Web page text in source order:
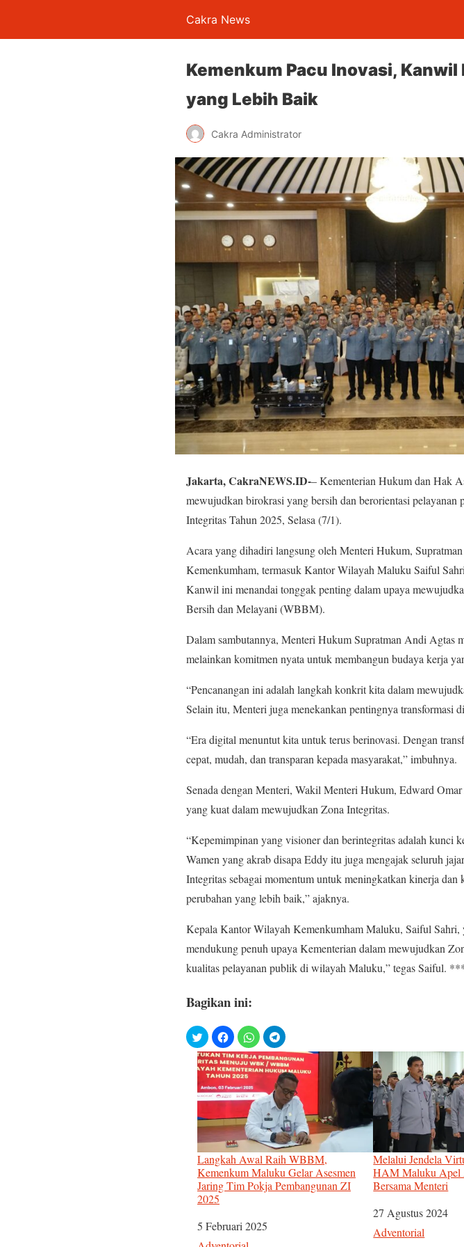
Cakra News
Kemenkum Pacu Inovasi,
yang Lebih Baik
Cakra Administrator
Jakarta, CakraNEWS.ID-– Kementerian Hukum dan Hak
mewujudkan birokrasi yang bersih dan berorientasi
Integritas Tahun 2025, Selasa (7/1).
Acara yang dihadiri langsung oleh Menteri Hukum,
Kemenkumham, termasuk Kantor Wilayah Maluku Saiful
Kanwil ini menandai tonggak penting dalam upaya
Bersih dan Melayani (WBBM).
Dalam sambutannya, Menteri Hukum Supratman Andi Agtas
melainkan komitmen nyata untuk membangun budaya kerja
“Pencanangan ini adalah langkah konkrit kita dalam
Selain itu, Menteri juga menekankan pentingnya transformasi
“Era digital menuntut kita untuk terus berinovasi. Dengan
cepat, mudah, dan transparan kepada masyarakat,” imbuhnya.
Senada dengan Menteri, Wakil Menteri Hukum, Edward
yang kuat dalam mewujudkan Zona Integritas.
“Kepemimpinan yang visioner dan berintegritas adalah kunci
Wamen yang akrab disapa Eddy itu juga mengajak seluruh
Integritas sebagai momentum untuk meningkatkan kinerja
perubahan yang lebih baik,” ajaknya.
Kepala Kantor Wilayah Kemenkumham Maluku, Saiful Sahri,
mendukung penuh upaya Kementerian dalam mewujudkan
kualitas pelayanan publik di wilayah Maluku,” tegas Saiful.
Bagikan ini:
Langkah Awal Raih WBBM,
Kemenkum Maluku Gelar Asesmen
Jaring Tim Pokja Pembangunan ZI
2025
Tanggal
5 Februari 2025
Melalui Jendela
HAM Maluku Apel
Bersama Menteri
Tanggal
27 Agustus 2024
Sehubungan dengan
Adventorial